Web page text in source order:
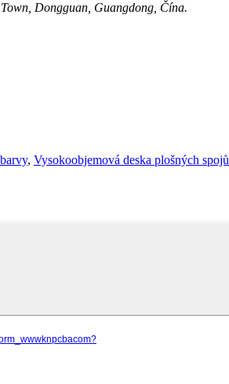
Dongguan, Guangdong, Čína.
, Vysokoobjemová deska plošných spojů